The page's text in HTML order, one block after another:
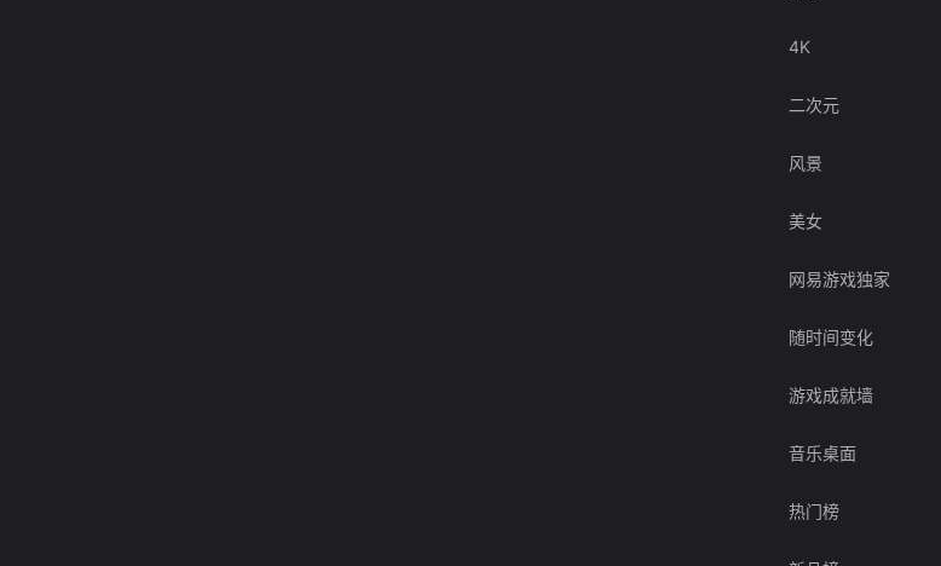
4K
二次元
风景
美女
网易游戏独家
随时间变化
游戏成就墙
音乐桌面
热门榜